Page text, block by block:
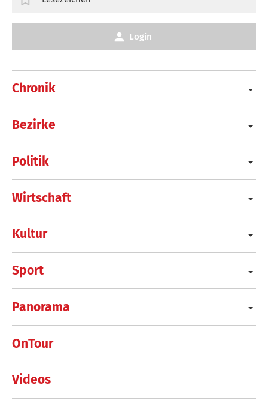
Chronik
Bezirke
Politik
Wirtschaft
Kultur
Sport
Panorama
OnTour
Videos
Login